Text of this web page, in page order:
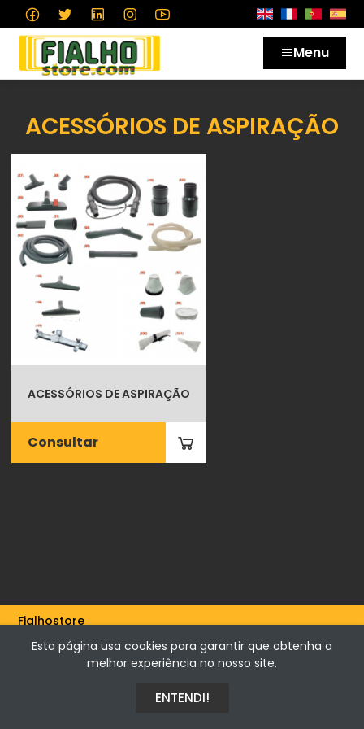
Menu
ACESSÓRIOS DE ASPIRAÇÃO
ACESSÓRIOS DE ASPIRAÇÃO
Consultar
Fialhostore
Fialho & Irmão,Lda. | Horta de Barreiros 7005-208 Évora -
Portugal | NIF 500115206
Esta página usa cookies para garantir que obtenha a
melhor experiência no nosso site.
ENTENDI!